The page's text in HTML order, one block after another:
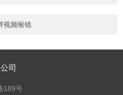
视频喉镜
司
189号